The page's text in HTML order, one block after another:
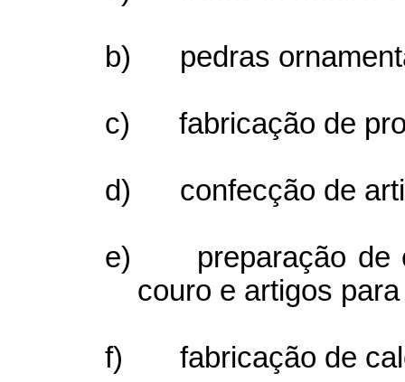
b) pedras
c) fabricação de
d) confecção de
e)
preparação
couro e artigos
f) fabricação de